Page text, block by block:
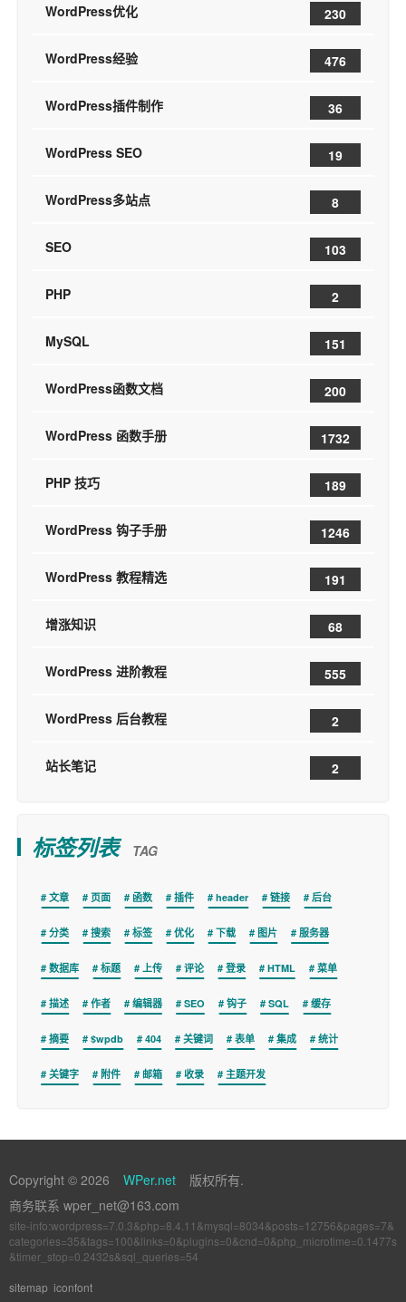
WordPress优化 230
WordPress经验 476
WordPress插件制作 36
WordPress SEO 19
WordPress多站点 8
SEO 103
PHP 2
MySQL 151
WordPress函数文档 200
WordPress 函数手册 1732
PHP 技巧 189
WordPress 钩子手册 1246
WordPress 教程精选 191
增涨知识 68
WordPress 进阶教程 555
WordPress 后台教程 2
站长笔记 2
标签列表 TAG
文章 页面 函数 插件 header 链接 后台
分类 搜索 标签 优化 下载 图片 服务器
数据库 标题 上传 评论 登录 HTML 菜单
描述 作者 编辑器 SEO 钩子 SQL 缓存
摘要 $wpdb 404 关键词 表单 集成 统计
关键字 附件 邮箱 收录 主题开发
Copyright © 2026 WPer.net
版权所有.
商务联系 wper_net@163.com
site-info:wordpress=7.0.3&php=8.4.11&mysql=8034&posts=12756&pages=7&
categories=35&tags=100&links=0&plugins=0&cnd=0&php_microtime=0.1477s
&timer_stop=0.2432s&sql_queries=54
sitemap iconfont